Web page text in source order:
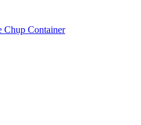
Container